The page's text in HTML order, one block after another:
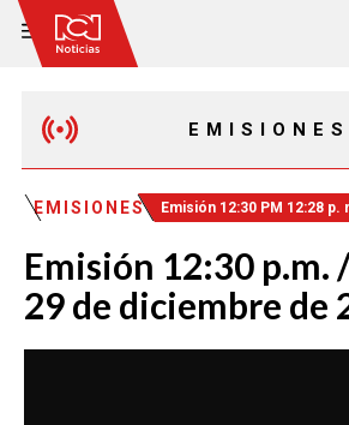
EMISIONES
MAÑANA EXPRESS
EMISIÓN 12:30 PM
EMISIONES Emisión 12:30 PM 12:28 p.
Emisión 12:30 p.m.
29 de diciembre de